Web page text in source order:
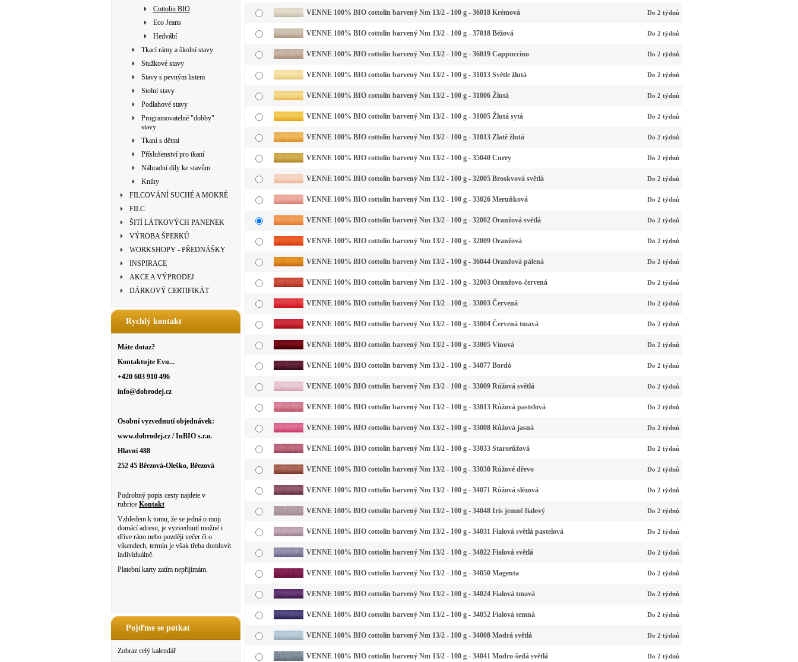
Cottolin BIO
Eco Jeans
Hedvábí
Tkací rámy a školní stavy
Stužkové stavy
Stavy s pevným listem
Stolní stavy
Podlahové stavy
Programovatelné "dobby"
stavy
Tkaní s dětmi
Příslušenství pro tkaní
Náhradní díly ke stavům
Knihy
FILCOVÁNÍ SUCHÉ A MOKRÉ
FILC
ŠITÍ LÁTKOVÝCH PANENEK
VÝROBA ŠPERKŮ
WORKSHOPY - PŘEDNÁŠKY
INSPIRACE
AKCE A VÝPRODEJ
DÁRKOVÝ CERTIFIKÁT
Rychlý kontakt
Máte dotaz?
Kontaktujte Evu...
+420 603 910 496
info@dobrodej.cz
Osobní vyzvednutí objednávek:
www.dobrodej.cz / InBIO s.r.o.
Hlavní 488
252 45 Březová-Oleško, Březová
Podrobný popis cesty najdete v
rubrice Kontakt
Vzhledem k tomu, že se jedná o moji
domácí adresu, je vyzvednutí možné i
dříve ráno nebo později večer či o
víkendech, termín je však třeba domluvit
individuálně.
Platební karty zatím nepřijímám.
Pojďme se potkat
Zobraz celý kalendář
VENNE 100% BIO cottolin barvený Nm 13/2 - 100 g - 36018 Krémová Do 2 týdnů
VENNE 100% BIO cottolin barvený Nm 13/2 - 100 g - 37018 Béžová Do 2 týdnů
VENNE 100% BIO cottolin barvený Nm 13/2 - 100 g - 36019 Cappuccino Do 2 týdnů
VENNE 100% BIO cottolin barvený Nm 13/2 - 100 g - 31013 Světle žlutá Do 2 týdnů
VENNE 100% BIO cottolin barvený Nm 13/2 - 100 g - 31006 Žlutá Do 2 týdnů
VENNE 100% BIO cottolin barvený Nm 13/2 - 100 g - 31005 Žlutá sytá Do 2 týdnů
VENNE 100% BIO cottolin barvený Nm 13/2 - 100 g - 31013 Zlatě žlutá Do 2 týdnů
VENNE 100% BIO cottolin barvený Nm 13/2 - 100 g - 35040 Curry Do 2 týdnů
VENNE 100% BIO cottolin barvený Nm 13/2 - 100 g - 32005 Broskvová světlá Do 2 týdnů
VENNE 100% BIO cottolin barvený Nm 13/2 - 100 g - 33026 Meruňková Do 2 týdnů
VENNE 100% BIO cottolin barvený Nm 13/2 - 100 g - 32002 Oranžová světlá Do 2 týdnů
VENNE 100% BIO cottolin barvený Nm 13/2 - 100 g - 32009 Oranžová Do 2 týdnů
VENNE 100% BIO cottolin barvený Nm 13/2 - 100 g - 36044 Oranžová pálená Do 2 týdnů
VENNE 100% BIO cottolin barvený Nm 13/2 - 100 g - 32003 Oranžovo-červená Do 2 týdnů
VENNE 100% BIO cottolin barvený Nm 13/2 - 100 g - 33003 Červená Do 2 týdnů
VENNE 100% BIO cottolin barvený Nm 13/2 - 100 g - 33004 Červená tmavá Do 2 týdnů
VENNE 100% BIO cottolin barvený Nm 13/2 - 100 g - 33005 Vínová Do 2 týdnů
VENNE 100% BIO cottolin barvený Nm 13/2 - 100 g - 34077 Bordó Do 2 týdnů
VENNE 100% BIO cottolin barvený Nm 13/2 - 100 g - 33009 Růžová světlá Do 2 týdnů
VENNE 100% BIO cottolin barvený Nm 13/2 - 100 g - 33013 Růžová pastelová Do 2 týdnů
VENNE 100% BIO cottolin barvený Nm 13/2 - 100 g - 33008 Růžová jasná Do 2 týdnů
VENNE 100% BIO cottolin barvený Nm 13/2 - 100 g - 33033 Starorůžová Do 2 týdnů
VENNE 100% BIO cottolin barvený Nm 13/2 - 100 g - 33030 Růžové dřevo Do 2 týdnů
VENNE 100% BIO cottolin barvený Nm 13/2 - 100 g - 34071 Růžová slézová Do 2 týdnů
VENNE 100% BIO cottolin barvený Nm 13/2 - 100 g - 34048 Iris jemně fialový Do 2 týdnů
VENNE 100% BIO cottolin barvený Nm 13/2 - 100 g - 34031 Fialová světlá pastelová Do 2 týdnů
VENNE 100% BIO cottolin barvený Nm 13/2 - 100 g - 34022 Fialová světlá Do 2 týdnů
VENNE 100% BIO cottolin barvený Nm 13/2 - 100 g - 34050 Magenta Do 2 týdnů
VENNE 100% BIO cottolin barvený Nm 13/2 - 100 g - 34024 Fialová tmavá Do 2 týdnů
VENNE 100% BIO cottolin barvený Nm 13/2 - 100 g - 34052 Fialová temná Do 2 týdnů
VENNE 100% BIO cottolin barvený Nm 13/2 - 100 g - 34008 Modrá světlá Do 2 týdnů
VENNE 100% BIO cottolin barvený Nm 13/2 - 100 g - 34041 Modro-šedá světlá Do 2 týdnů